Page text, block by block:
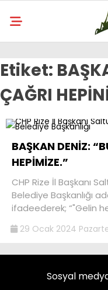
Etiket:
ÇAĞRI
BAŞKAN DENİZ:
HEPİMİZE.”
CHP Rize İl Başkanı
Belediye Başkanlığı
ifadeederek; “"Gelin
29 Ocak 2024
Sosyal